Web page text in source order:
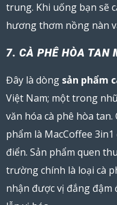
trung. Khi uống bạn sẽ
hương thơm nồng nàn
7. CÀ PHÊ HÒA TAN
Đây là dòng sản phẩm
Việt Nam; một trong
văn hóa cà phê hòa tan.
phẩm là MacCoffee
điển. Sản phẩm quen
trường chính là loại cà
nhận được vị đắng